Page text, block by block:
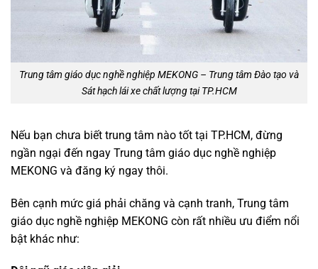
Trung tâm giáo dục nghề nghiệp MEKONG – Trung tâm Đào tạo và
Sát hạch lái xe chất lượng tại TP.HCM
Nếu bạn chưa biết trung tâm nào tốt tại TP.HCM, đừng
ngần ngại đến ngay Trung tâm giáo dục nghề nghiệp
MEKONG và đăng ký ngay thôi.
Bên cạnh mức giá phải chăng và cạnh tranh, Trung tâm
giáo dục nghề nghiệp MEKONG còn rất nhiều ưu điểm nổi
bật khác như: